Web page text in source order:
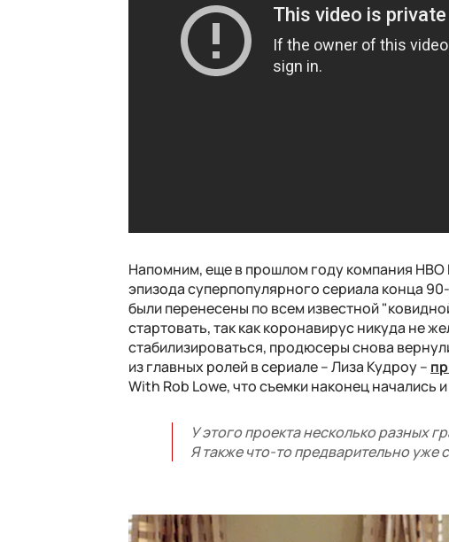
Напомним, еще в прошлом году компания HBO
эпизода суперпопулярного сериала конца
были перенесены по всем известной
стартовать, так как коронавирус никуда не
стабилизироваться, продюсеры снова
из главных ролей в сериале – Лиза Кудроу –
With Rob Lowe, что съемки наконец начались
У этого проекта несколько разных
Я также что-то предварительно уже